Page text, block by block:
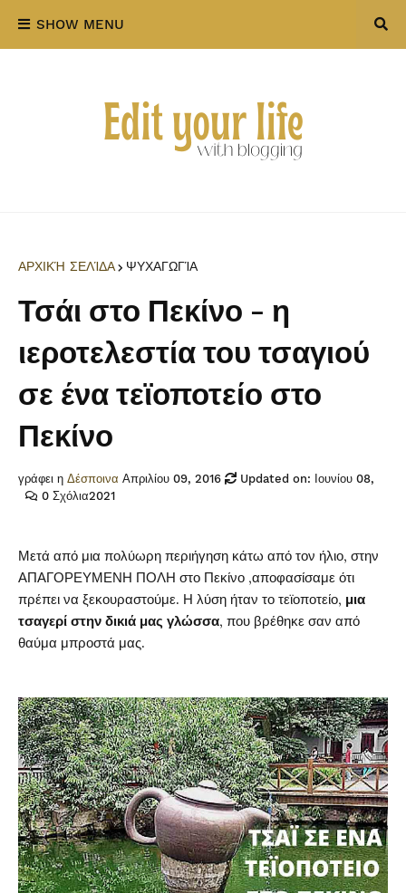
SHOW MENU
ΑΡΧΙΚΉ ΣΕΛΊΔΑ ΨΥΧΑΓΩΓΊΑ
Τσάι στο Πεκίνο - η
ιεροτελεστία του τσαγιού
σε ένα τεϊοποτείο στο
Πεκίνο
γράφει η Δέσποινα Απριλίου 09, 2016
Updated on: Ιουνίου 08,
2021
0 Σχόλια
Μετά από μια πολύωρη περιήγηση κάτω από τον ήλιο, στην
ΑΠΑΓΟΡΕΥΜΕΝΗ ΠΟΛΗ στο Πεκίνο ,αποφασίσαμε ότι
πρέπει να ξεκουραστούμε. Η λύση ήταν το τεϊοποτείο, μια
τσαγερί στην δικιά μας γλώσσα, που βρέθηκε σαν από
θαύμα μπροστά μας.